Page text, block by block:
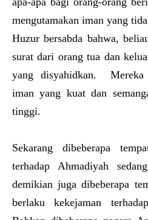
mengutamakan iman yang
Huzur bersabda bahwa,
surat dari orang tua dan
yang disyahidkan. Mereka
iman yang kuat dan
tinggi.
Sekarang dibeberapa
terhadap Ahmadiyah
demikian juga dibeberapa
berlaku kekejaman